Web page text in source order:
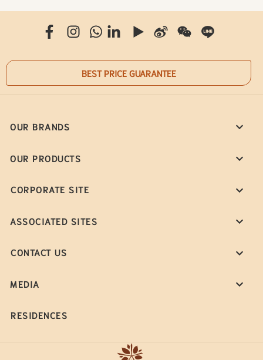
BEST PRICE GUARANTEE
OUR BRANDS
OUR PRODUCTS
CORPORATE SITE
ASSOCIATED SITES
CONTACT US
MEDIA
RESIDENCES